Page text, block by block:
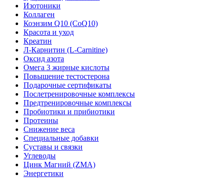
Изотоники
Коллаген
Коэнзим Q10 (CoQ10)
Красота и уход
Креатин
Л-Карнитин (L-Сarnitine)
Оксид азота
Омега 3 жирные кислоты
Повышение тестостерона
Подарочные сертификаты
Послетренировочные комплексы
Предтренировочные комплексы
Пробиотики и прибиотики
Протеины
Снижение веса
Специальные добавки
Суставы и связки
Углеводы
Цинк Магний (ZMA)
Энергетики